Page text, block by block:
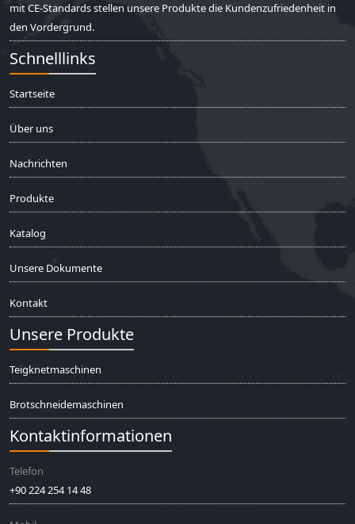
mit CE-Standards stellen unsere Produkte die Kundenzufriedenheit in
den Vordergrund.
Schnelllinks
Startseite
Über uns
Nachrichten
Produkte
Katalog
Unsere Dokumente
Kontakt
Unsere Produkte
Teigknetmaschinen
Brotschneidemaschinen
Kontaktinformationen
Telefon
+90 224 254 14 48